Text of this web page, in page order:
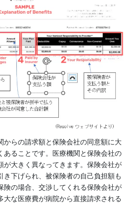
からの請求額と保険会社の同意額に大
あることです。医療機関と保険会社の
が大きく異なってきます。保険会社が
き下げられ、被保険者の自己負担額も
険の場合、交渉してくれる保険会社が
大な医療費が病院から直接請求される